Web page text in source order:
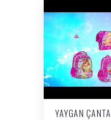
YAYGAN